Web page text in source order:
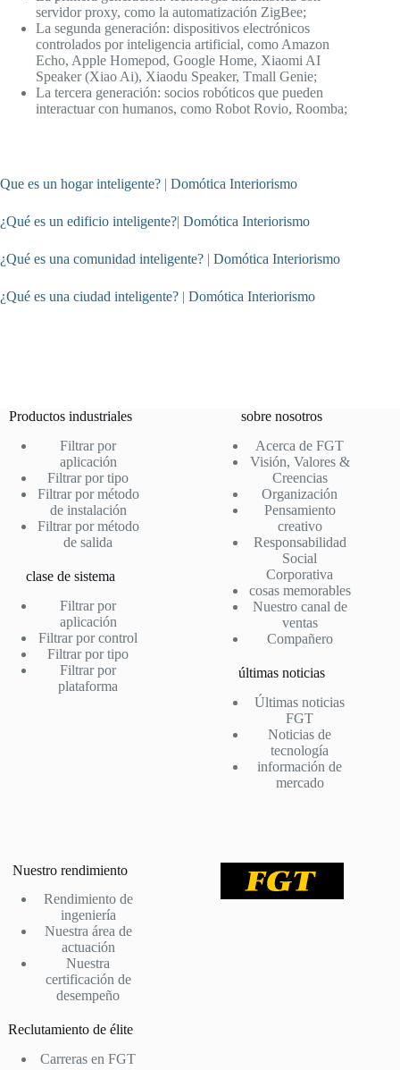
servidor proxy, como la automatización ZigBee;
La segunda generación: dispositivos electrónicos
controlados por inteligencia artificial, como Amazon
Echo, Apple Homepod, Google Home, Xiaomi AI
Speaker (Xiao Ai), Xiaodu Speaker, Tmall Genie;
La tercera generación: socios robóticos que pueden
interactuar con humanos, como Robot Rovio, Roomba;
Que es un hogar inteligente? | Domótica Interiorismo
¿Qué es un edificio inteligente?| Domótica Interiorismo
¿Qué es una comunidad inteligente? | Domótica Interiorismo
¿Qué es una ciudad inteligente? | Domótica Interiorismo
Productos industriales
Filtrar por
aplicación
Filtrar por tipo
Filtrar por método
de instalación
Filtrar por método
de salida
clase de sistema
Filtrar por
aplicación
Filtrar por control
Filtrar por tipo
Filtrar por
plataforma
sobre nosotros
Acerca de FGT
Visión, Valores &
Creencias
Organización
Pensamiento
creativo
Responsabilidad
Social
Corporativa
cosas memorables
Nuestro canal de
ventas
Compañero
últimas noticias
Últimas noticias
FGT
Noticias de
tecnología
información de
mercado
Nuestro rendimiento
Rendimiento de
ingeniería
Nuestra área de
actuación
Nuestra
certificación de
desempeño
Reclutamiento de élite
Carreras en FGT